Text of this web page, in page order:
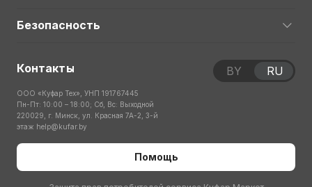
Безопасность
Контакты
ООО «Куфар Тех», УНП 191767445
Пн-Пт: 10:00 – 18:00; Сб, Вс: Выходной
220029, г. Минск, ул. Красная 7А-2, 3-й
этаж help@kufar.by
Помощь
BY RU